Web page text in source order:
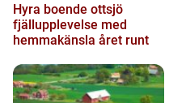
Hyra boende ottsjö
fjällupplevelse med
hemmakänsla året runt